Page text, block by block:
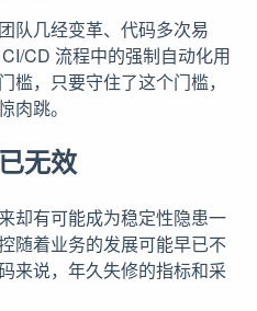
队几经变革、代码多次易
CD 流程中的强制自动化用
槛，只要守住了这个门槛，
肉跳。
无效
却有可能成为稳定性隐患一
随着业务的发展可能早已不
来说，年久失修的指标和采